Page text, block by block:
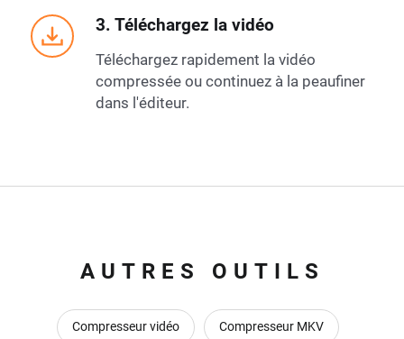
3. Téléchargez la vidéo
Téléchargez rapidement la vidéo
compressée ou continuez à la peaufiner
dans l'éditeur.
AUTRES OUTILS
Compresseur vidéo Compresseur MKV